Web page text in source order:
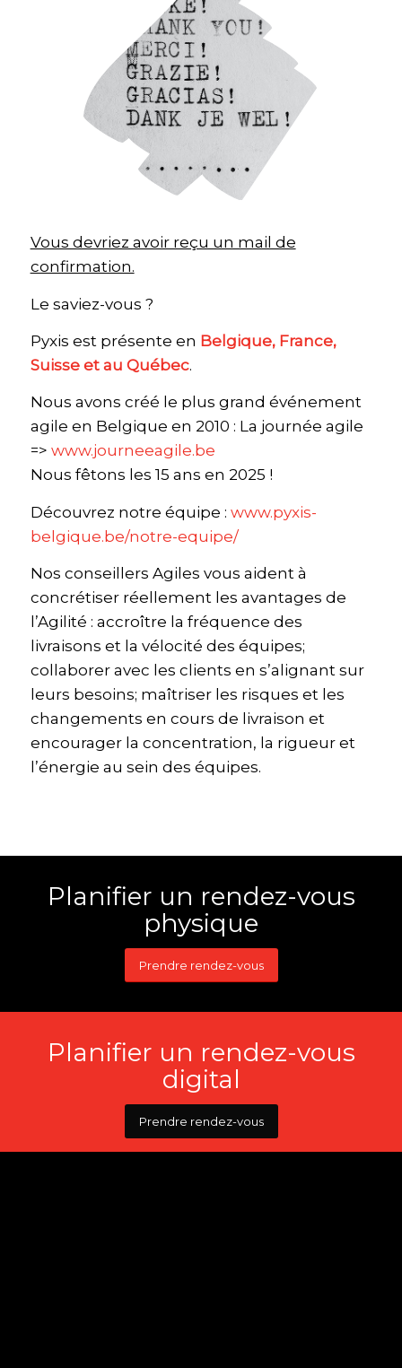
Vous devriez avoir reçu un mail de
confirmation.
Le saviez-vous ?
Pyxis est présente en Belgique, France,
Suisse et au Québec.
Nous avons créé le plus grand événement
agile en Belgique en 2010 : La journée agile
=> www.journeeagile.be
Nous fêtons les 15 ans en 2025 !
Découvrez notre équipe : www.pyxis-
belgique.be/notre-equipe/
Nos conseillers Agiles vous aident à
concrétiser réellement les avantages de
l’Agilité : accroître la fréquence des
livraisons et la vélocité des équipes;
collaborer avec les clients en s’alignant sur
leurs besoins; maîtriser les risques et les
changements en cours de livraison et
encourager la concentration, la rigueur et
l’énergie au sein des équipes.
Planifier un rendez-vous
physique
Prendre rendez-vous
Planifier un rendez-vous
digital
Prendre rendez-vous